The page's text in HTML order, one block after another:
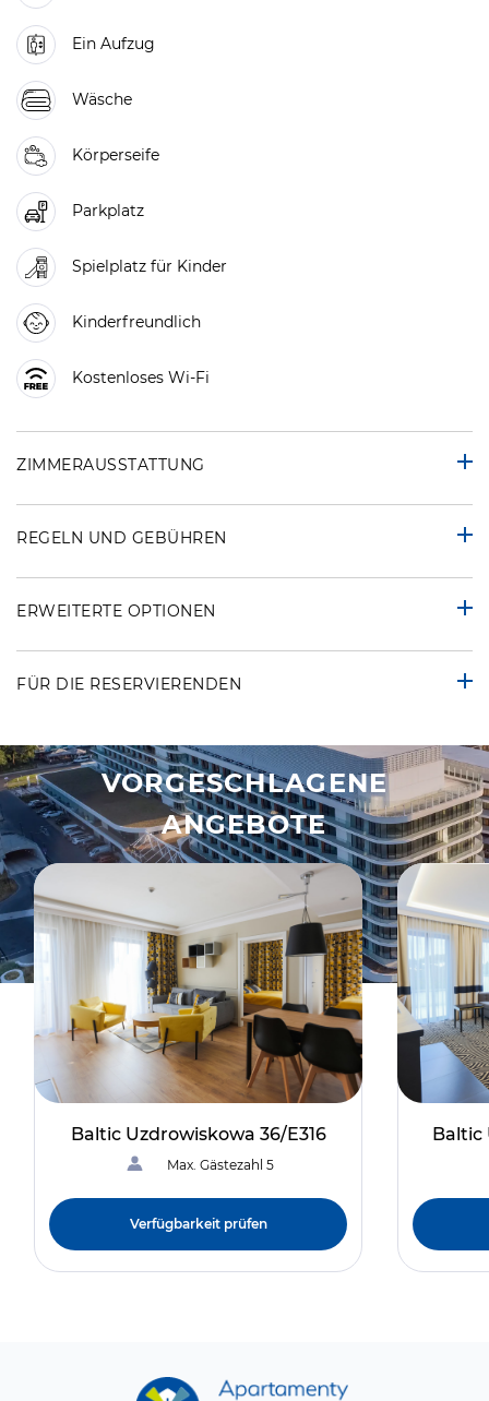
Ein Aufzug
Wäsche
Körperseife
Parkplatz
Spielplatz für Kinder
Kinderfreundlich
Kostenloses Wi-Fi
ZIMMERAUSSTATTUNG
REGELN UND GEBÜHREN
ERWEITERTE OPTIONEN
FÜR DIE RESERVIERENDEN
VORGESCHLAGENE
ANGEBOTE
Baltic Uzdrowiskowa 36/E316
Max. Gästezahl 5
Verfügbarkeit prüfen
Baltic